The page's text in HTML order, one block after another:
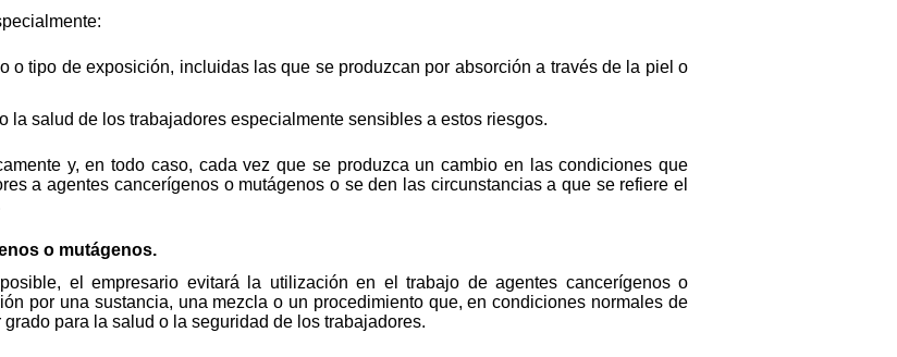
o tipo de exposición, incluidas las que se produzcan por absorción a través de la piel o
la salud de los trabajadores especialmente sensibles a estos riesgos.
y, en todo caso, cada vez que se produzca un cambio en las condiciones que
a agentes cancerígenos o mutágenos o se den las circunstancias a que se refiere el
o mutágenos.
el empresario evitará la utilización en el trabajo de agentes cancerígenos o
por una sustancia, una mezcla o un procedimiento que, en condiciones normales de
para la salud o la seguridad de los trabajadores.